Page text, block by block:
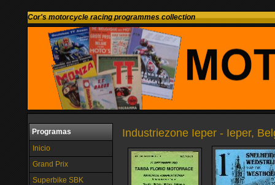
Cor's motorcycle racing programmes collection
Programas
Inicio
Grand Prix
Superbike SBK
Industriezone Ieper - Ieper,